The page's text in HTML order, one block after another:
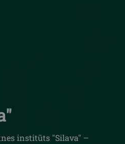
institūts "Silava" –